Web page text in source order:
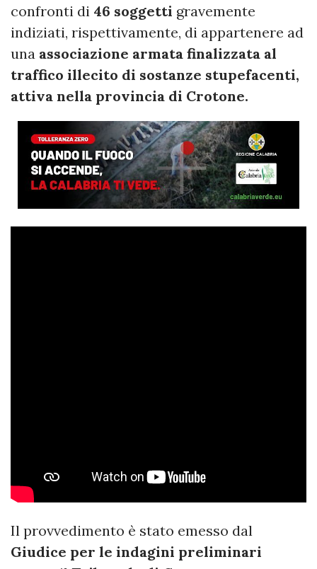
confronti di 46 soggetti gravemente
indiziati, rispettivamente, di appartenere ad
una associazione armata finalizzata al
traffico illecito di sostanze stupefacenti,
attiva nella provincia di Crotone.
Il provvedimento è stato emesso dal
Giudice per le indagini preliminari